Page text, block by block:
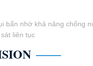
nhờ khả năng chống
liên tục